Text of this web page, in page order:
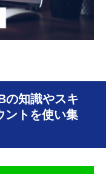
の知識やスキ
ントを使い集